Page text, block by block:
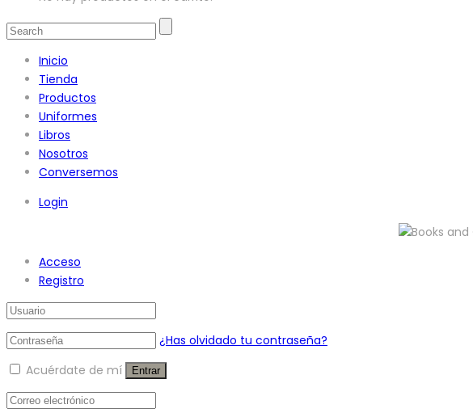
Inicio
Tienda
Productos
Uniformes
Libros
Nosotros
Conversemos
Login
Acceso
Registro
¿Has olvidado tu contraseña?
Acuérdate de mí
Entrar